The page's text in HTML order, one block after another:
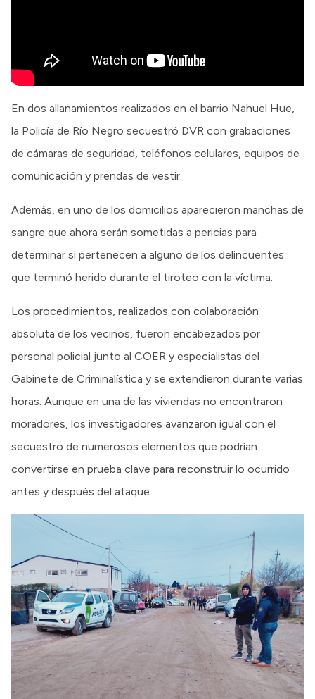
En dos allanamientos realizados en el barrio Nahuel Hue,
la Policía de Río Negro secuestró DVR con grabaciones
de cámaras de seguridad, teléfonos celulares, equipos de
comunicación y prendas de vestir.
Además, en uno de los domicilios aparecieron manchas de
sangre que ahora serán sometidas a pericias para
determinar si pertenecen a alguno de los delincuentes
que terminó herido durante el tiroteo con la víctima.
Los procedimientos, realizados con colaboración
absoluta de los vecinos, fueron encabezados por
personal policial junto al COER y especialistas del
Gabinete de Criminalística y se extendieron durante varias
horas. Aunque en una de las viviendas no encontraron
moradores, los investigadores avanzaron igual con el
secuestro de numerosos elementos que podrían
convertirse en prueba clave para reconstruir lo ocurrido
antes y después del ataque.